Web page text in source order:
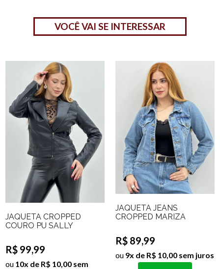
VOCÊ VAI SE INTERESSAR
JAQUETA CROPPED
COURO PU SALLY
R$ 99,99
ou 10x de R$ 10,00 sem
JAQUETA JEANS
CROPPED MARIZA
R$ 89,99
ou 9x de R$ 10,00 sem juros